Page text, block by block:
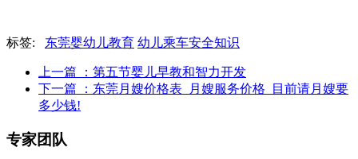
标签: 东莞婴幼儿教育 幼儿乘车安全知识
上一篇
：第五节婴儿早教和智力开发
下一篇
：东莞月嫂价格表_月嫂服务价格_目前请月嫂要
多少钱!
专家团队